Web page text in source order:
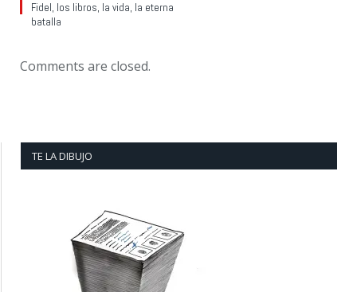
Fidel, los libros, la vida, la eterna
batalla
Comments are closed.
TE LA DIBUJO